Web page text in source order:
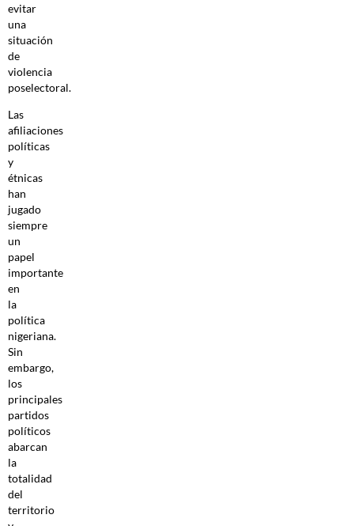
evitar
una
situación
de
violencia
poselectoral.
Las
afiliaciones
políticas
y
étnicas
han
jugado
siempre
un
papel
importante
en
la
política
nigeriana.
Sin
embargo,
los
principales
partidos
políticos
abarcan
la
totalidad
del
territorio